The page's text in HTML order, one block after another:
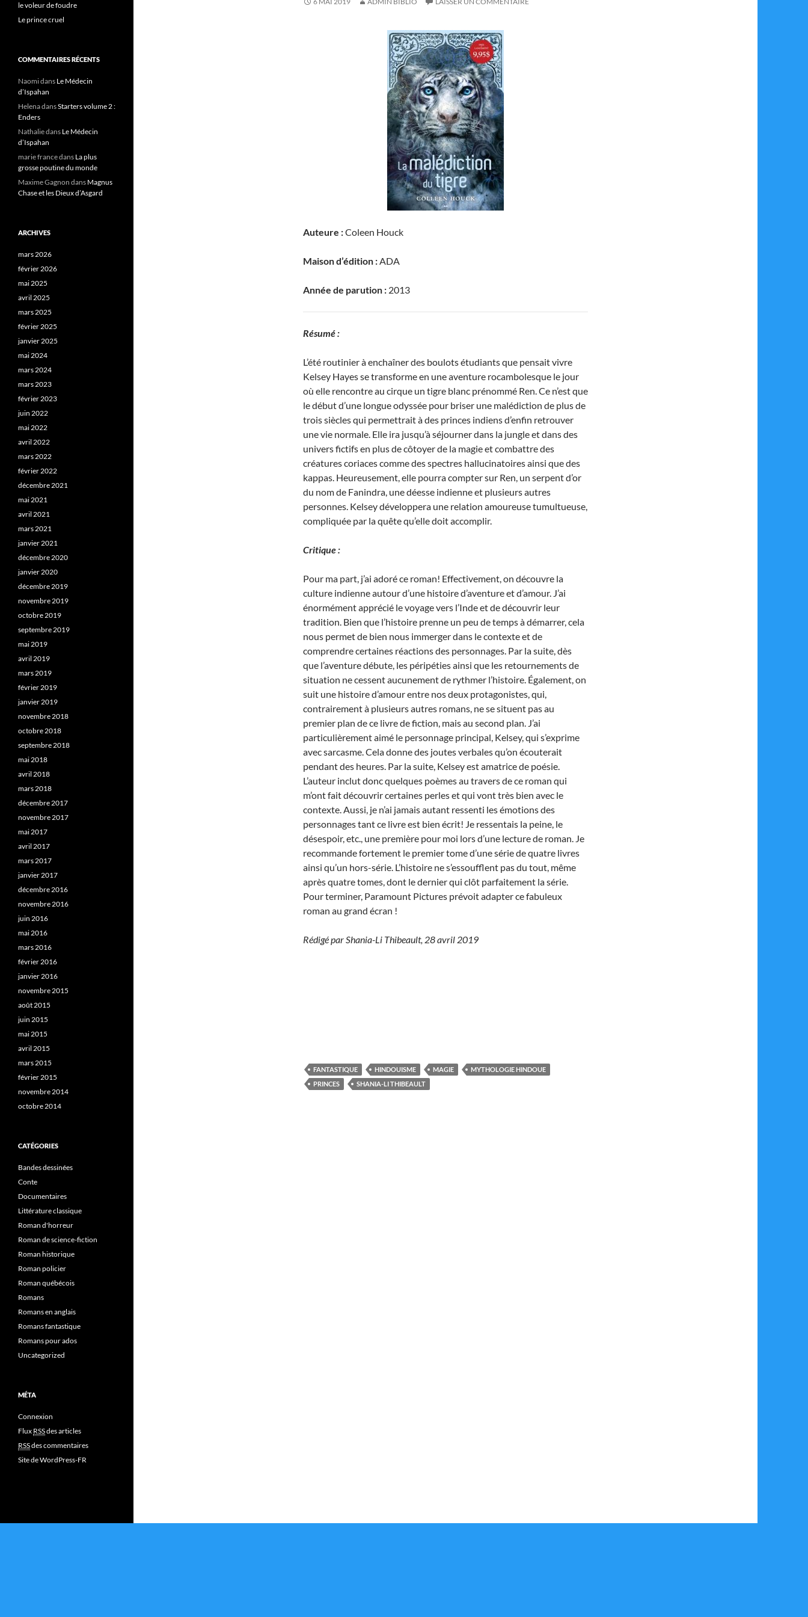
Auteure :Coleen Houck
Maison d’édition :ADA
Année de parution : 2013
Résumé :
L’été routinier à enchaîner des boulots étudiants que pensait vivre
Kelsey Hayes se transforme en une aventure rocambolesque le jour
où elle rencontre au cirque un tigre blanc prénommé Ren. Ce n’est que
le début d’une longue odyssée pour briser une malédiction de plus de
trois siècles qui permettrait à des princes indiens d’enfin retrouver
une vie normale. Elle ira jusqu’à séjourner dans la jungle et dans des
univers fictifs en plus de côtoyer de la magie et combattre des
créatures coriaces comme des spectres hallucinatoires ainsi que des
kappas. Heureusement, elle pourra compter sur Ren, un serpent d’or
du nom de Fanindra, une déesse indienne et plusieurs autres
personnes. Kelsey développera une relation amoureuse tumultueuse,
compliquée par la quête qu’elle doit accomplir.
Critique :
Pour ma part, j’ai adoré ce roman! Effectivement, on découvre la
culture indienne autour d’une histoire d’aventure et d’amour. J’ai
énormément apprécié le voyage vers l’Inde et de découvrir leur
tradition. Bien que l’histoire prenne un peu de temps à démarrer, cela
nous permet de bien nous immerger dans le contexte et de
comprendre certaines réactions des personnages. Par la suite, dès
que l’aventure débute, les péripéties ainsi que les retournements de
situation ne cessent aucunement de rythmer l’histoire. Également, on
suit une histoire d’amour entre nos deux protagonistes, qui,
contrairement à plusieurs autres romans, ne se situent pas au
premier plan de ce livre de fiction, mais au second plan. J’ai
particulièrement aimé le personnage principal, Kelsey, qui s’exprime
avec sarcasme. Cela donne des joutes verbales qu’on écouterait
pendant des heures. Par la suite, Kelsey est amatrice de poésie.
L’auteur inclut donc quelques poèmes au travers de ce roman qui
m’ont fait découvrir certaines perles et qui vont très bien avec le
contexte. Aussi, je n’ai jamais autant ressenti les émotions des
personnages tant ce livre est bien écrit! Je ressentais la peine, le
désespoir, etc., une première pour moi lors d’une lecture de roman. Je
recommande fortement le premier tome d’une série de quatre livres
ainsi qu’un hors-série. L’histoire ne s’essoufflent pas du tout, même
après quatre tomes, dont le dernier qui clôt parfaitement la série.
Pour terminer, Paramount Pictures prévoit adapter ce fabuleux
roman au grand écran !
Rédigé par Shania-Li Thibeault, 28 avril 2019
FANTASTIQUE HINDOUISME MAGIE
MYTHOLOGIE HINDOUE
PRINCES
SHANIA-LI THIBEAULT
:
le voleur de foudre
Le prince cruel
COMMENTAIRES RÉCENTS
Naomidans Le Médecin
d’Ispahan
HelenadansStarters volume 2 :
Enders
Nathaliedans Le Médecin
d’Ispahan
marie francedans La plus
grosse poutine du monde
Maxime Gagnon dans Magnus
Chase et les Dieux d’Asgard
ARCHIVES
mars 2026
février 2026
mai 2025
avril 2025
mars 2025
février 2025
janvier 2025
mai 2024
mars 2024
mars 2023
février 2023
juin 2022
mai 2022
avril 2022
mars 2022
février 2022
décembre 2021
mai 2021
avril 2021
mars 2021
janvier 2021
décembre 2020
janvier 2020
décembre 2019
novembre 2019
octobre 2019
septembre 2019
mai 2019
avril 2019
mars 2019
février 2019
janvier 2019
novembre 2018
octobre 2018
septembre 2018
mai 2018
avril 2018
mars 2018
décembre 2017
novembre 2017
mai 2017
avril 2017
mars 2017
janvier 2017
décembre 2016
novembre 2016
juin 2016
mai 2016
mars 2016
février 2016
janvier 2016
novembre 2015
août 2015
juin 2015
mai 2015
avril 2015
mars 2015
février 2015
novembre 2014
octobre 2014
CATÉGORIES
Bandes dessinées
Conte
Documentaires
Littérature classique
Roman d'horreur
Roman de science-fiction
Roman historique
Roman policier
Roman québécois
Romans
Romans en anglais
Romans fantastique
Romans pour ados
Uncategorized
MÉTA
Connexion
Flux RSSdes articles
RSSdes commentaires
Site de WordPress-FR